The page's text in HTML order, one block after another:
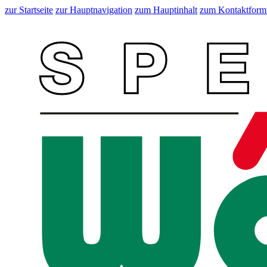
zur Startseite zur Hauptnavigation zum Hauptinhalt zum